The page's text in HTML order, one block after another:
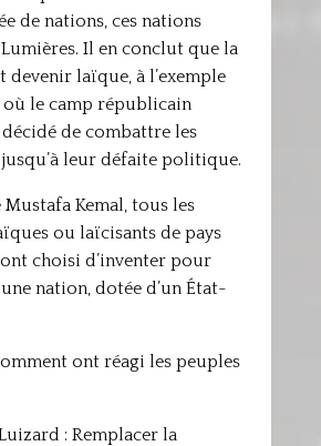
de nations, ces nations
Il en conclut que la
laïque, à l’exemple
où le camp républicain
de combattre les
leur défaite politique.
Kemal, tous les
ou laïcisants de pays
choisi d’inventer pour
nation, dotée d’un État-
ont réagi les peuples
: Remplacer la